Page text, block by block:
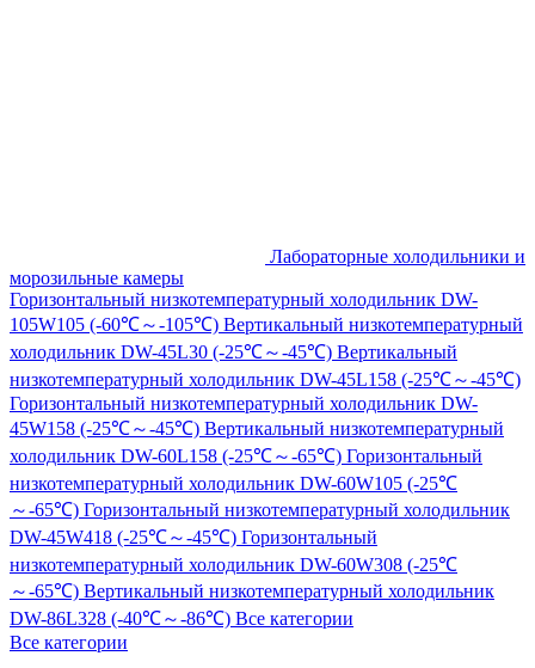
Лабораторные холодильники и
морозильные камеры
Горизонтальный низкотемпературный холодильник DW-
105W105 (-60℃～-105℃) Вертикальный низкотемпературный
холодильник DW-45L30 (-25℃～-45℃) Вертикальный
низкотемпературный холодильник DW-45L158 (-25℃～-45℃)
Горизонтальный низкотемпературный холодильник DW-
45W158 (-25℃～-45℃) Вертикальный низкотемпературный
холодильник DW-60L158 (-25℃～-65℃) Горизонтальный
низкотемпературный холодильник DW-60W105 (-25℃
～-65℃) Горизонтальный низкотемпературный холодильник
DW-45W418 (-25℃～-45℃) Горизонтальный
низкотемпературный холодильник DW-60W308 (-25℃
～-65℃) Вертикальный низкотемпературный холодильник
DW-86L328 (-40℃～-86℃) Все категории
Все категории